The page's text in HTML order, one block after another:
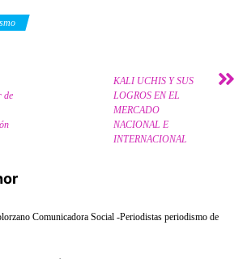
de
KALI UCHIS Y SUS
LOGROS EN EL
MERCADO
NACIONAL E
INTERNACIONAL
Comunicadora Social -Periodistas periodismo de